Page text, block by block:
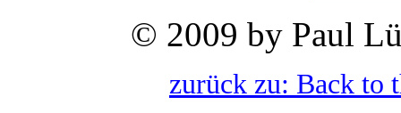
© 2009 by Paul
zurück zu: Back to